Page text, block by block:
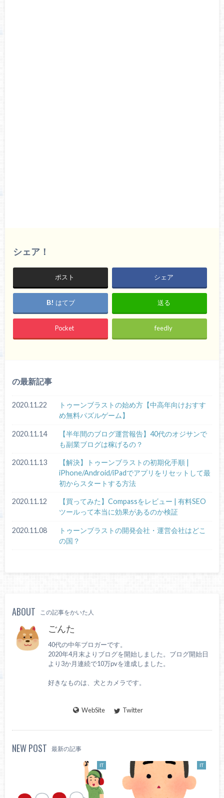
シェア！
ポスト シェア
はてブ 送る
Pocket feedly
の最新記事
2020.11.22
トゥーンブラストの始め方【中高年向けおすす
め無料パズルゲーム】
2020.11.14
【半年間のブログ運営報告】40代のオジサンで
も副業ブログは稼げるの？
2020.11.13
【解決】トゥーンブラストの初期化手順 |
iPhone/Android/iPadでアプリをリセットして最
初からスタートする方法
2020.11.12
【買ってみた】Compassをレビュー | 有料SEO
ツールって本当に効果があるのか検証
2020.11.08
トゥーンブラストの開発会社・運営会社はどこ
の国？
ABOUT この記事をかいた人
ごんた
40代の中年ブロガーです。
2020年4月末よりブログを開始しました。ブログ開始日
より3か月連続で10万pvを達成しました。
好きなものは、犬とカメラです。
WebSite Twitter
NEW POST 最新の記事
IT IT